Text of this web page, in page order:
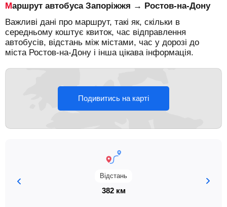
Маршрут автобуса Запоріжжя → Ростов-на-Дону
Важливі дані про маршрут, такі як, скільки в
середньому коштує квиток, час відправлення
автобусів, відстань між містами, час у дорозі до
міста Ростов-на-Дону і інша цікава інформація.
Подивитись на карті
Відстань
382 км